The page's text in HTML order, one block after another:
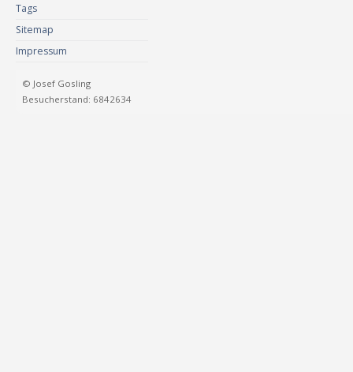
Tags
Sitemap
Impressum
© Josef Gosling
Besucherstand: 6842634